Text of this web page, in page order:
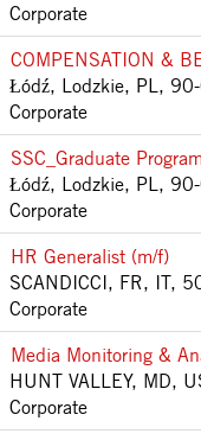
Corporate
COMPENSATION &
Łódź, Lodzkie, PL,
Corporate
SSC_Graduate
Łódź, Lodzkie, PL,
Corporate
HR Generalist (m/f)
SCANDICCI, FR, IT,
Corporate
Media Monitoring &
HUNT VALLEY, MD,
Corporate